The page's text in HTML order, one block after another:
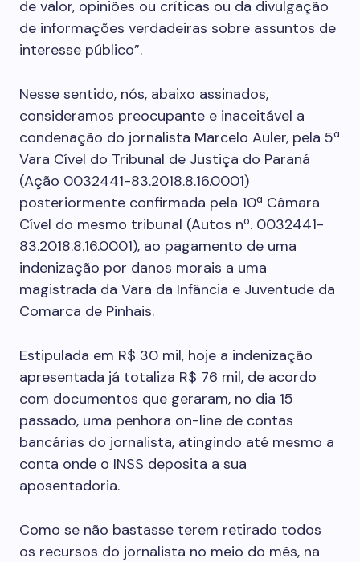
de valor, opiniões ou críticas ou da divulgação
de informações verdadeiras sobre assuntos de
interesse público”.
Nesse sentido, nós, abaixo assinados,
consideramos preocupante e inaceitável a
condenação do jornalista Marcelo Auler, pela 5ª
Vara Cível do Tribunal de Justiça do Paraná
(Ação 0032441-83.2018.8.16.0001)
posteriormente confirmada pela 10ª Câmara
Cível do mesmo tribunal (Autos nº. 0032441-
83.2018.8.16.0001), ao pagamento de uma
indenização por danos morais a uma
magistrada da Vara da Infância e Juventude da
Comarca de Pinhais.
Estipulada em R$ 30 mil, hoje a indenização
apresentada já totaliza R$ 76 mil, de acordo
com documentos que geraram, no dia 15
passado, uma penhora on-line de contas
bancárias do jornalista, atingindo até mesmo a
conta onde o INSS deposita a sua
aposentadoria.
Como se não bastasse terem retirado todos
os recursos do jornalista no meio do mês, na